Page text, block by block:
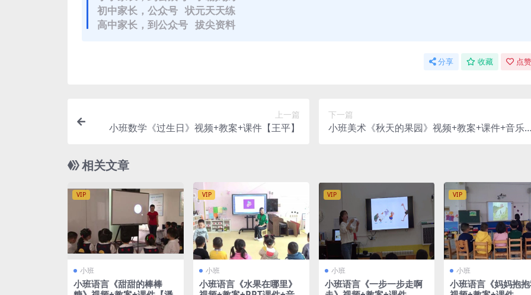
初中家长，公众号 状元天天练
高中家长，到公众号 拔尖资料
分享 收藏 点
上一篇
小班数学《过生日》视频+教案+课件【王平】
下一篇
小班美术《秋天的果园》视频+教案+课件+音乐
相关文章
VIP
小班
小班语言《甜甜的棒棒
VIP
小班
小班语言《水果在哪里》
VIP
小班
小班语言《一步一步走啊
VIP
小班
小班语言《妈妈抱